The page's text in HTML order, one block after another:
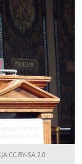
CC BY-SA 2.0